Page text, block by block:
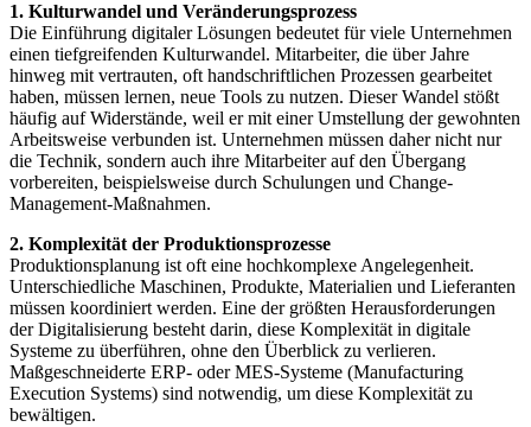
1. Kulturwandel und Veränderungsprozess
Die Einführung digitaler Lösungen bedeutet für viele Unternehmen
einen tiefgreifenden Kulturwandel. Mitarbeiter, die über Jahre
hinweg mit vertrauten, oft handschriftlichen Prozessen gearbeitet
haben, müssen lernen, neue Tools zu nutzen. Dieser Wandel stößt
häufig auf Widerstände, weil er mit einer Umstellung der gewohnten
Arbeitsweise verbunden ist. Unternehmen müssen daher nicht nur
die Technik, sondern auch ihre Mitarbeiter auf den Übergang
vorbereiten, beispielsweise durch Schulungen und Change-
Management-Maßnahmen.
2. Komplexität der Produktionsprozesse
Produktionsplanung ist oft eine hochkomplexe Angelegenheit.
Unterschiedliche Maschinen, Produkte, Materialien und Lieferanten
müssen koordiniert werden. Eine der größten Herausforderungen
der Digitalisierung besteht darin, diese Komplexität in digitale
Systeme zu überführen, ohne den Überblick zu verlieren.
Maßgeschneiderte ERP- oder MES-Systeme (Manufacturing
Execution Systems) sind notwendig, um diese Komplexität zu
bewältigen.